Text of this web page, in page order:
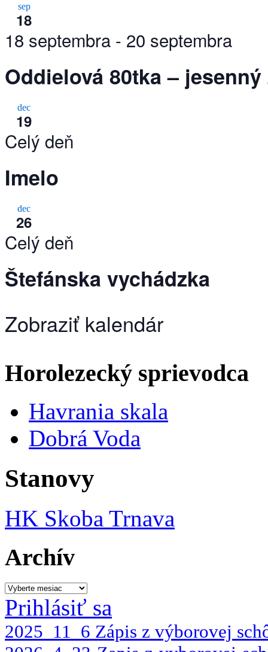
sep
18
18 septembra - 20 septembra
Oddielová 80tka – jesenný
dec
19
Celý deň
Imelo
dec
26
Celý deň
Štefánska vychádzka
Zobraziť kalendár
Horolezecký sprievodca
Havrania skala
Dobrá Voda
Stanovy
HK Skoba Trnava
Archív
Archív
Prihlásiť sa
2025_11_6 Zápis z výborovej